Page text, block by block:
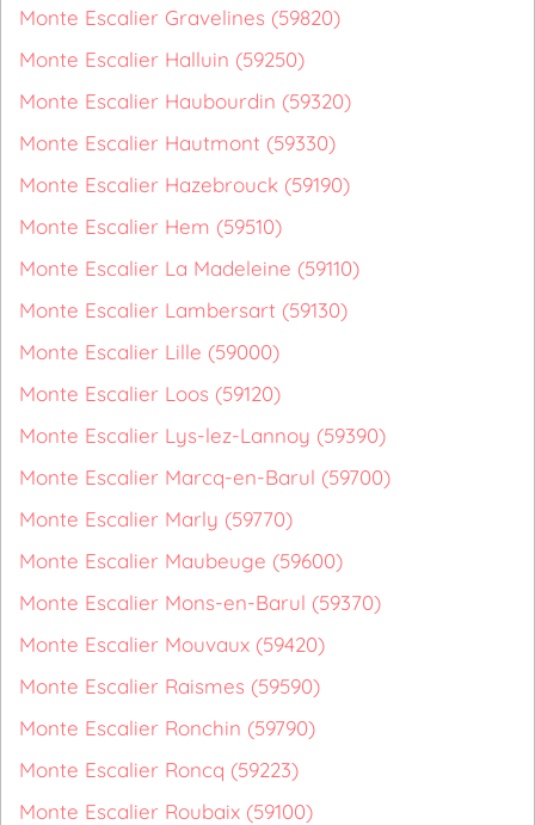
Monte Escalier Gravelines (59820)
Monte Escalier Halluin (59250)
Monte Escalier Haubourdin (59320)
Monte Escalier Hautmont (59330)
Monte Escalier Hazebrouck (59190)
Monte Escalier Hem (59510)
Monte Escalier La Madeleine (59110)
Monte Escalier Lambersart (59130)
Monte Escalier Lille (59000)
Monte Escalier Loos (59120)
Monte Escalier Lys-lez-Lannoy (59390)
Monte Escalier Marcq-en-Barul (59700)
Monte Escalier Marly (59770)
Monte Escalier Maubeuge (59600)
Monte Escalier Mons-en-Barul (59370)
Monte Escalier Mouvaux (59420)
Monte Escalier Raismes (59590)
Monte Escalier Ronchin (59790)
Monte Escalier Roncq (59223)
Monte Escalier Roubaix (59100)